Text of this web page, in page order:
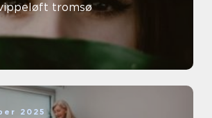
tromsø
2025